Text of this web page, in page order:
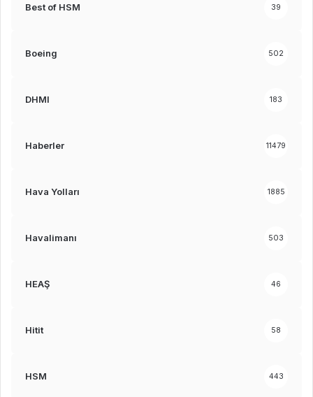
Best of HSM 39
Boeing 502
DHMI 183
Haberler 11479
Hava Yolları 1885
Havalimanı 503
HEAŞ 46
Hitit 58
HSM 443